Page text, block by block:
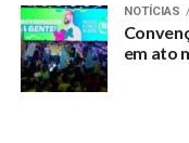
UP NEXT
Acre celebra 58
troca da bandeira na
NOTÍCIAS
em ato